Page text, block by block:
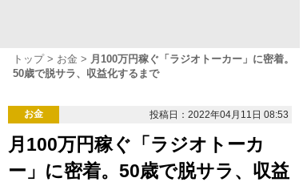
トップ お金
月100万円稼ぐ「ラジオトーカー」に密着。
50歳で脱サラ、収益化するまで
お金 投稿日：2022年04月11日 08:53
月100万円稼ぐ「ラジオトーカ
ー」に密着。50歳で脱サラ、収益